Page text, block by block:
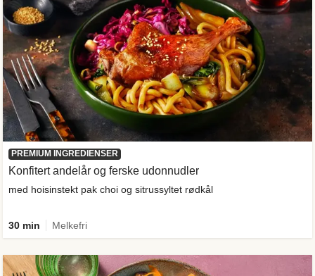
PREMIUM INGREDIENSER
Konfitert andelår og ferske udonnudler
med hoisinstekt pak choi og sitrussyltet rødkål
30 min Melkefri